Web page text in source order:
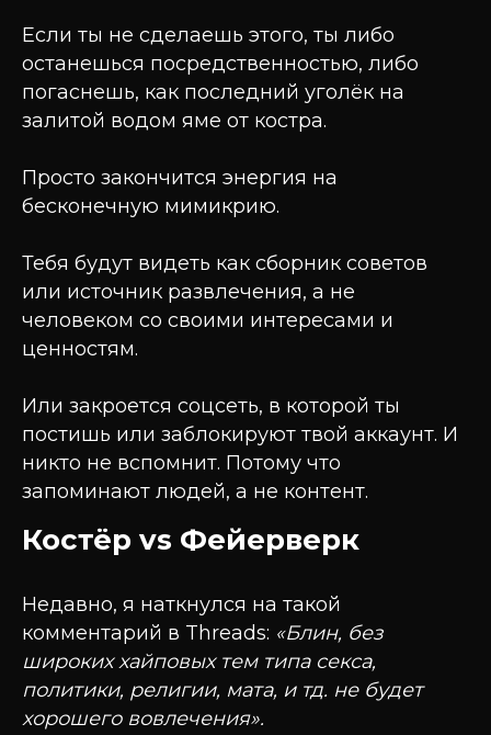
Если ты не сделаешь этого, ты либо
останешься посредственностью, либо
погаснешь, как последний уголёк на
залитой водом яме от костра.
Просто закончится энергия на
бесконечную мимикрию.
Тебя будут видеть как сборник советов
или источник развлечения, а не
человеком со своими интересами и
ценностям.
Или закроется соцсеть, в которой ты
постишь или заблокируют твой аккаунт. И
никто не вспомнит. Потому что
запоминают людей, а не контент.
Костёр vs Фейерверк
Недавно, я наткнулся на такой
комментарий в Threads: «Блин, без
широких хайповых тем типа секса,
политики, религии, мата, и тд. не будет
хорошего вовлечения».